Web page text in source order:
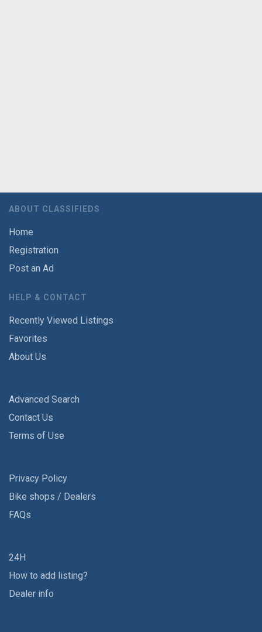
ABOUT CLASSIFIEDS
Home
Registration
Post an Ad
HELP & CONTACT
Recently Viewed Listings
Favorites
About Us
Advanced Search
Contact Us
Terms of Use
Privacy Policy
Bike shops / Dealers
FAQs
24H
How to add listing?
Dealer info